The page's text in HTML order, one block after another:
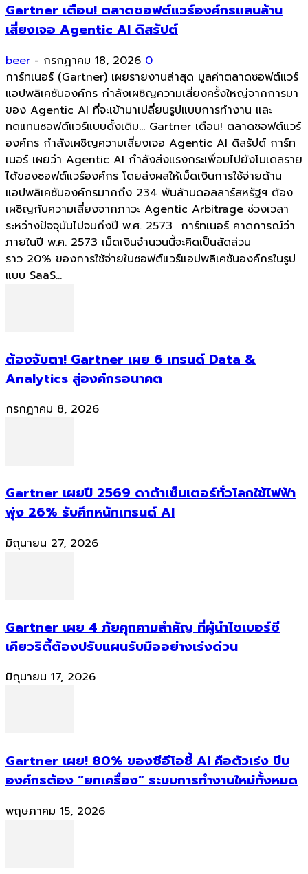
Gartner เตือน! ตลาดซอฟต์แวร์องค์กรแสนล้าน
เสี่ยงเจอ Agentic AI ดิสรัปต์
beer - กรกฎาคม 18, 2026 0
การ์ทเนอร์ (Gartner) เผยรายงานล่าสุด มูลค่าตลาดซอฟต์แวร์
แอปพลิเคชันองค์กร กำลังเผชิญความเสี่ยงครั้งใหญ่จากการมา
ของ Agentic AI ที่จะเข้ามาเปลี่ยนรูปแบบการทำงาน และ
ทดแทนซอฟต์แวร์แบบดั้งเดิม... Gartner เตือน! ตลาดซอฟต์แวร์
องค์กร กำลังเผชิญความเสี่ยงเจอ Agentic AI ดิสรัปต์ การ์ท
เนอร์ เผยว่า Agentic AI กำลังส่งแรงกระเพื่อมไปยังโมเดลราย
ได้ของซอฟต์แวร์องค์กร โดยส่งผลให้เม็ดเงินการใช้จ่ายด้าน
แอปพลิเคชันองค์กรมากถึง 234 พันล้านดอลลาร์สหรัฐฯ ต้อง
เผชิญกับความเสี่ยงจากภาวะ Agentic Arbitrage ช่วงเวลา
ระหว่างปัจจุบันไปจนถึงปี พ.ศ. 2573 การ์ทเนอร์ คาดการณ์ว่า
ภายในปี พ.ศ. 2573 เม็ดเงินจำนวนนี้จะคิดเป็นสัดส่วน
ราว 20% ของการใช้จ่ายในซอฟต์แวร์แอปพลิเคชันองค์กรในรูป
แบบ SaaS...
ต้องจับตา! Gartner เผย 6 เทรนด์ Data &
Analytics สู่องค์กรอนาคต
กรกฎาคม 8, 2026
Gartner เผยปี 2569 ดาต้าเซ็นเตอร์ทั่วโลกใช้ไฟฟ้า
พุ่ง 26% รับศึกหนักเทรนด์ AI
มิถุนายน 27, 2026
Gartner เผย 4 ภัยคุกคามสำคัญ ที่ผู้นำไซเบอร์ซี
เคียวริตี้ต้องปรับแผนรับมืออย่างเร่งด่วน
มิถุนายน 17, 2026
Gartner เผย! 80% ของซีอีโอชี้ AI คือตัวเร่ง บีบ
องค์กรต้อง “ยกเครื่อง” ระบบการทำงานใหม่ทั้งหมด
พฤษภาคม 15, 2026